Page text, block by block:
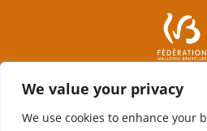
We value your privacy
We use cookies to enhance your